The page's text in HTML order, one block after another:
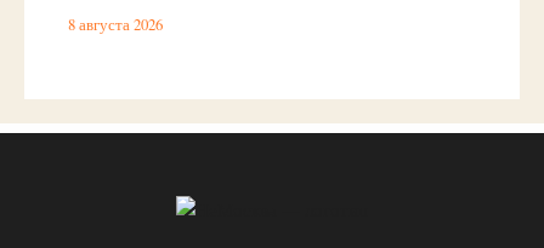
8 августа 2026